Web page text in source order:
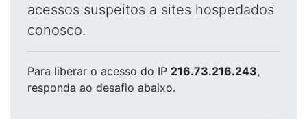
acessos suspeitos a sites hospedados
conosco.
Para liberar o acesso do IP 216.73.216.243,
responda ao desafio abaixo.